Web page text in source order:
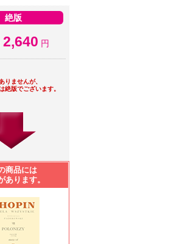
絶版
2,640 円
りませんが、
絶版でございます。
商品には
あります。